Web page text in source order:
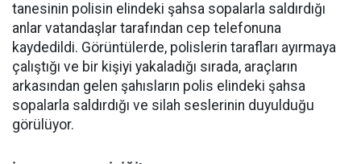
tanesinin polisin elindeki şahsa sopalarla saldırdığı
anlar vatandaşlar tarafından cep telefonuna
kaydedildi. Görüntülerde, polislerin tarafları ayırmaya
çalıştığı ve bir kişiyi yakaladığı sırada, araçların
arkasından gelen şahısların polis elindeki şahsa
sopalarla saldırdığı ve silah seslerinin duyulduğu
görülüyor.